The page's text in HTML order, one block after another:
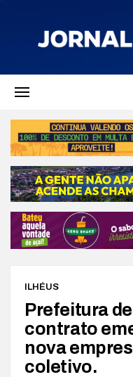
ILHÉUS
Prefeitura
contrato
nova
coletivo.